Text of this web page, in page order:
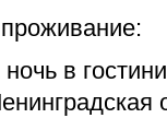
ночь в